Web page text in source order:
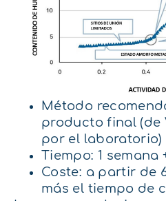
Método
producto final (de
por el laboratorio)
Tiempo: 1
Coste: a partir de
más el tiempo de